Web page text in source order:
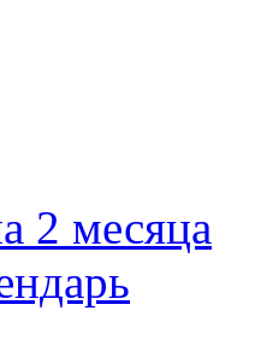
2 месяца